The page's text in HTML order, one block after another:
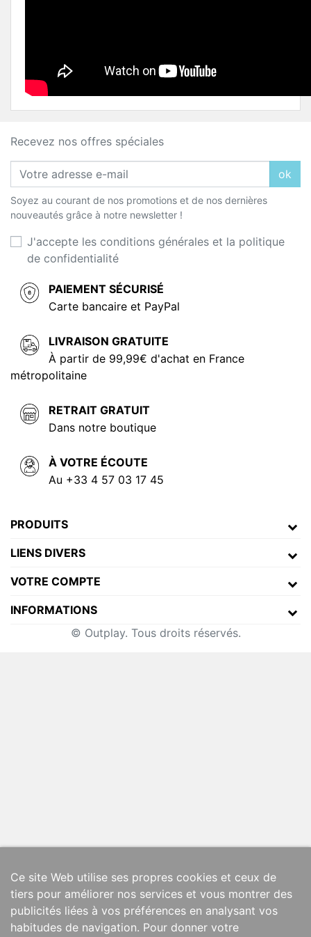
Recevez nos offres spéciales
ok
Soyez au courant de nos promotions et de nos dernières
nouveautés grâce à notre newsletter !
J'accepte les conditions générales et la politique
de confidentialité
PAIEMENT SÉCURISÉ
Carte bancaire et PayPal
LIVRAISON GRATUITE
À partir de 99,99€ d'achat en France
métropolitaine
RETRAIT GRATUIT
Dans notre boutique
À VOTRE ÉCOUTE
Au +33 4 57 03 17 45
PRODUITS
LIENS DIVERS
VOTRE COMPTE
INFORMATIONS
Ce site Web utilise ses propres cookies et ceux de
tiers pour améliorer nos services et vous montrer des
publicités liées à vos préférences en analysant vos
habitudes de navigation. Pour donner votre
© Outplay. Tous droits réservés.